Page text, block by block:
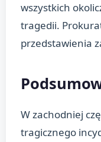
wszystkich
tragedii.
przedstawienia
W zachodniej
tragicznego